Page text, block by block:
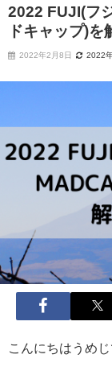
2022 FUJI(フ
ドキャップ)
2022年2月8日 2022
こんにちはうめじ